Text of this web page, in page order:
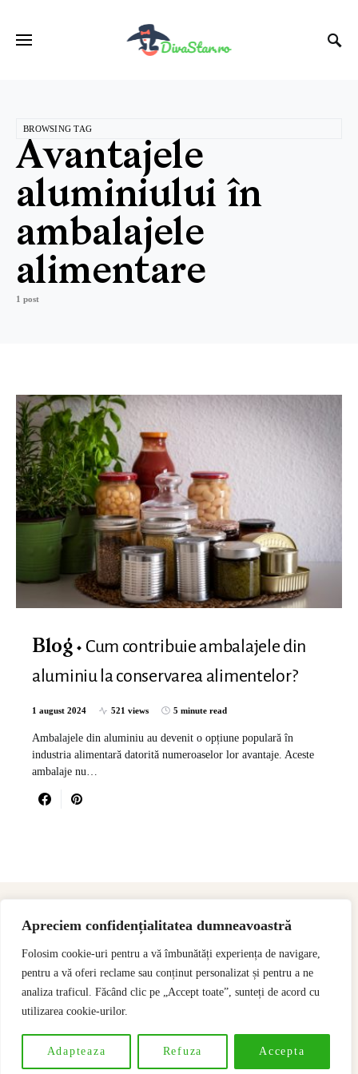
Apreciem confidențialitatea dumneavoastră
Folosim cookie-uri pentru a vă îmbunătăți experiența de navigare,
pentru a vă oferi reclame sau conținut personalizat și pentru a ne
analiza traficul. Făcând clic pe „Accept toate”, sunteți de acord cu
utilizarea cookie-urilor.
Adapteaza Refuza Accepta
BROWSING TAG
Avantajele
aluminiului în
ambalajele
alimentare
1 post
Blog
Cum contribuie ambalajele din
aluminiu la conservarea alimentelor?
1 august 2024 521 views 5 minute read
Ambalajele din aluminiu au devenit o opțiune populară în
industria alimentară datorită numeroaselor lor avantaje. Aceste
ambalaje nu…